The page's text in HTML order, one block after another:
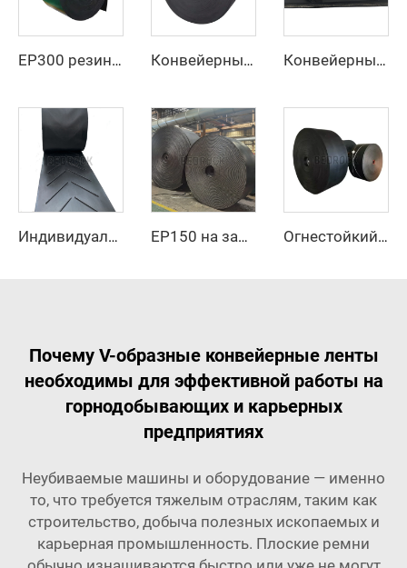
EP300 резиновый конвейерный ремень из 3 слоев с высокой устойчивостью к истиранию, шириной 800 мм/1000 мм/1200 мм, для добычи угля Конвейерные ленты маслостойкие, разработанные производителем, с регулируемой скоростью, новинка Конвейерный ремень NN из нейлона, индивидуального размера, устойчивый к истиранию, с рифленой поверхностью «елочка» для добычи полезных ископаемых
Индивидуальный конвейерный ремень с узором «елочка», высокопрочный, для транспортировки материалов при высоких температурах EP150 на заказ, 3 слоя, 4 слоя, 15 МПа, термостойкий черный резиновый конвейерный ремень повышенной прочности для дробилки камня и горнодобывающей промышленности Огнестойкий конвейерный ремень EP, огнеупорный ремень для угольных шахт и производственных предприятий
Почему V-образные конвейерные ленты
необходимы для эффективной работы на
горнодобывающих и карьерных
предприятиях
Неубиваемые машины и оборудование — именно
то, что требуется тяжелым отраслям, таким как
строительство, добыча полезных ископаемых и
карьерная промышленность. Плоские ремни